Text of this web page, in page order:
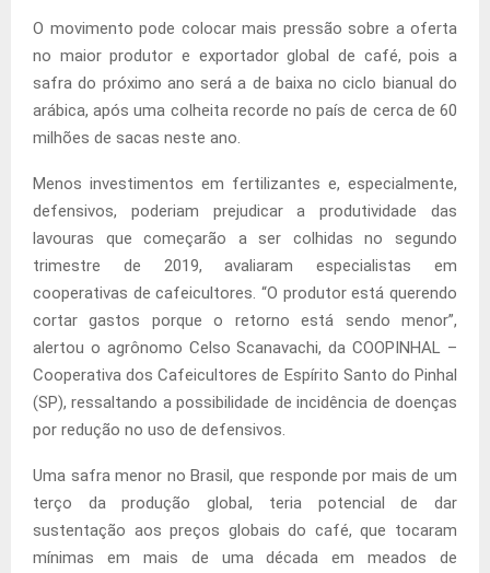
O movimento pode colocar mais pressão sobre a oferta
no maior produtor e exportador global de café, pois a
safra do próximo ano será a de baixa no ciclo bianual do
arábica, após uma colheita recorde no país de cerca de 60
milhões de sacas neste ano.
Menos investimentos em fertilizantes e, especialmente,
defensivos, poderiam prejudicar a produtividade das
lavouras que começarão a ser colhidas no segundo
trimestre de 2019, avaliaram especialistas em
cooperativas de cafeicultores. “O produtor está querendo
cortar gastos porque o retorno está sendo menor”,
alertou o agrônomo Celso Scanavachi, da COOPINHAL –
Cooperativa dos Cafeicultores de Espírito Santo do Pinhal
(SP), ressaltando a possibilidade de incidência de doenças
por redução no uso de defensivos.
Uma safra menor no Brasil, que responde por mais de um
terço da produção global, teria potencial de dar
sustentação aos preços globais do café, que tocaram
mínimas em mais de uma década em meados de